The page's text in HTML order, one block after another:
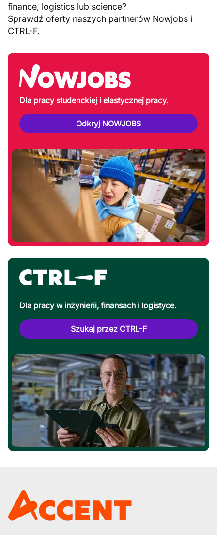
finance, logistics lub science?
Sprawdź oferty naszych partnerów Nowjobs i
CTRL-F.
Dla pracy studenckiej i elastycznej pracy.
Odkryj NOWJOBS
Dla pracy w inżynierii, finansach i logistyce.
Szukaj przez CTRL-F